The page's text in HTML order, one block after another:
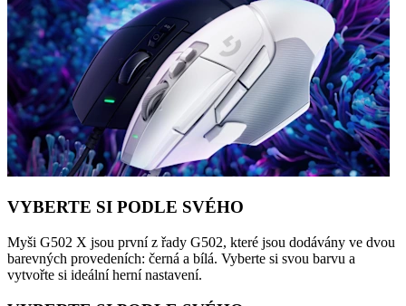
VYBERTE SI PODLE SVÉHO
Myši G502 X jsou první z řady G502, které jsou dodávány ve dvou
barevných provedeních: černá a bílá. Vyberte si svou barvu a
vytvořte si ideální herní nastavení.